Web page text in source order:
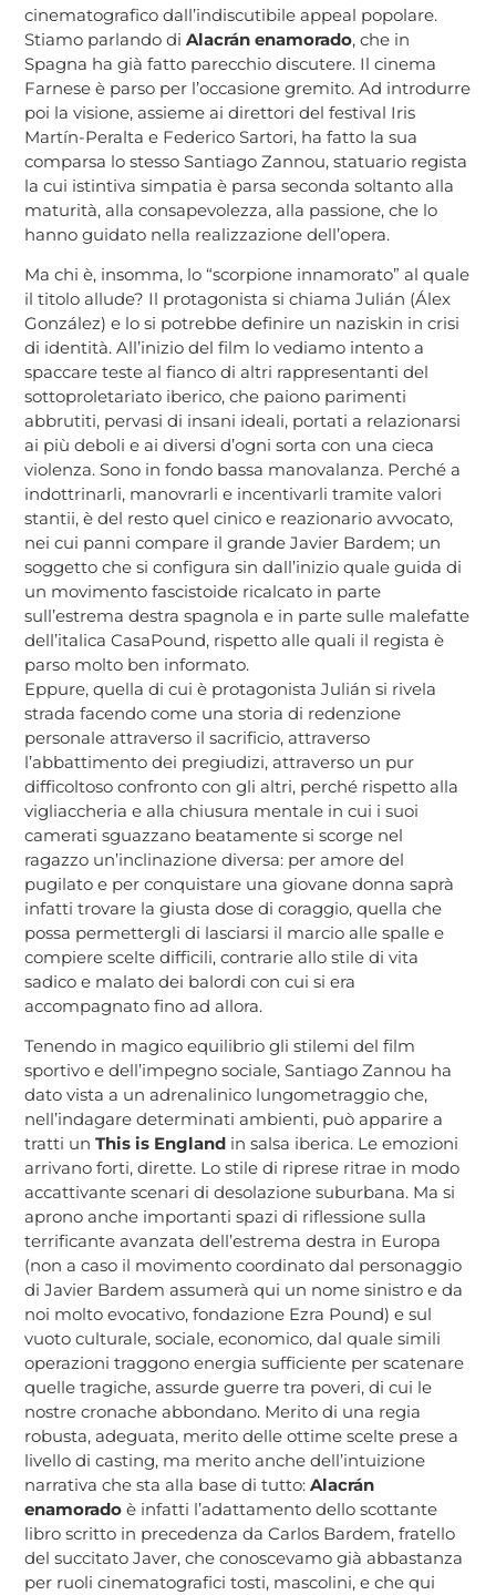
cinematografico dall’indiscutibile appeal popolare.
Stiamo parlando diAlacrán enamorado, che in
Spagna ha già fatto parecchio discutere. Il cinema
Farnese è parso per l’occasione gremito. Ad introdurre
poi la visione, assieme ai direttori del festival Iris
Martín-Peralta e Federico Sartori, ha fatto la sua
comparsa lo stesso Santiago Zannou, statuario regista
la cui istintiva simpatia è parsa seconda soltanto alla
maturità, alla consapevolezza, alla passione, che lo
hanno guidato nella realizzazione dell’opera.
Ma chi è, insomma, lo “scorpione innamorato” al quale
il titolo allude? Il protagonista si chiama Julián (Álex
González) e lo si potrebbe definire un naziskin in crisi
di identità. All’inizio del film lo vediamo intento a
spaccare teste al fianco di altri rappresentanti del
sottoproletariato iberico, che paiono parimenti
abbrutiti, pervasi di insani ideali, portati a relazionarsi
ai più deboli e ai diversi d’ogni sorta con una cieca
violenza. Sono in fondo bassa manovalanza. Perché a
indottrinarli, manovrarli e incentivarli tramite valori
stantii, è del resto quel cinico e reazionario avvocato,
nei cui panni compare il grande Javier Bardem; un
soggetto che si configura sin dall’inizio quale guida di
un movimento fascistoide ricalcato in parte
sull’estrema destra spagnola e in parte sulle malefatte
dell’italica CasaPound, rispetto alle quali il regista è
parso molto ben informato.
Eppure, quella di cui è protagonista Julián si rivela
strada facendo come una storia di redenzione
personale attraverso il sacrificio, attraverso
l’abbattimento dei pregiudizi, attraverso un pur
difficoltoso confronto con gli altri, perché rispetto alla
vigliaccheria e alla chiusura mentale in cui i suoi
camerati sguazzano beatamente si scorge nel
ragazzo un’inclinazione diversa: per amore del
pugilato e per conquistare una giovane donna saprà
infatti trovare la giusta dose di coraggio, quella che
possa permettergli di lasciarsi il marcio alle spalle e
compiere scelte difficili, contrarie allo stile di vita
sadico e malato dei balordi con cui si era
accompagnato fino ad allora.
Tenendo in magico equilibrio gli stilemi del film
sportivo e dell’impegno sociale, Santiago Zannou ha
dato vista a un adrenalinico lungometraggio che,
nell’indagare determinati ambienti, può apparire a
tratti unThis is England in salsa iberica. Le emozioni
arrivano forti, dirette. Lo stile di riprese ritrae in modo
accattivante scenari di desolazione suburbana. Ma si
aprono anche importanti spazi di riflessione sulla
terrificante avanzata dell’estrema destra in Europa
(non a caso il movimento coordinato dal personaggio
di Javier Bardem assumerà qui un nome sinistro e da
noi molto evocativo, fondazione Ezra Pound) e sul
vuoto culturale, sociale, economico, dal quale simili
operazioni traggono energia sufficiente per scatenare
quelle tragiche, assurde guerre tra poveri, di cui le
nostre cronache abbondano. Merito di una regia
robusta, adeguata, merito delle ottime scelte prese a
livello di casting, ma merito anche dell’intuizione
narrativa che sta alla base di tutto: Alacrán
enamorado è infatti l’adattamento dello scottante
libro scritto in precedenza da Carlos Bardem, fratello
del succitato Javer, che conoscevamo già abbastanza
per ruoli cinematografici tosti, mascolini, e che qui